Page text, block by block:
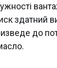
здатний
до